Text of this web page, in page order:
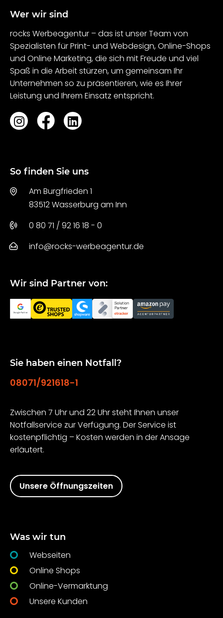
Wer wir sind
rocks Werbeagentur – das ist unser Team von
Spezialisten für Print- und Webdesign, Online-Shops
und Online Marketing, die sich mit Freude und viel
Spaß in die Arbeit stürzen, um gemeinsam Ihr
Unternehmen so zu präsentieren, wie es Ihrer
Leistung und Ihrem Einsatz entspricht.
So finden Sie uns
Am Burgfrieden 1
83512 Wasserburg am Inn
0 80 71 / 92 16 18 - 0
info@rocks-werbeagentur.de
Wir sind Partner von:
Sie haben einen Notfall?
08071/921618-1
Zwischen 7 Uhr und 22 Uhr steht Ihnen unser
Notfallservice zur Verfügung. Der Service ist
kostenpflichtig – Kosten werden in der Ansage
erläutert.
Unsere Öffnungszeiten
Was wir tun
Webseiten
Online Shops
Online-Vermarktung
Unsere Kunden